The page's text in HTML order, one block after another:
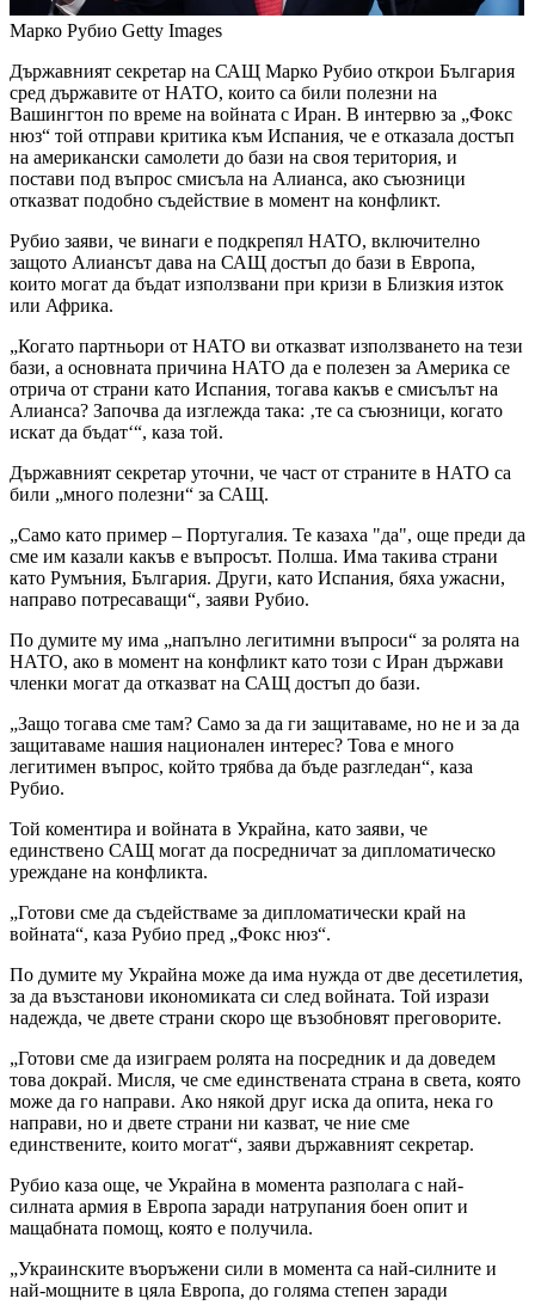
Марко Рубио Getty Images
Държавният секретар на САЩ Марко Рубио открои България
сред държавите от НАТО, които са били полезни на
Вашингтон по време на войната с Иран. В интервю за „Фокс
нюз“ той отправи критика към Испания, че е отказала достъп
на американски самолети до бази на своя територия, и
постави под въпрос смисъла на Алианса, ако съюзници
отказват подобно съдействие в момент на конфликт.
Рубио заяви, че винаги е подкрепял НАТО, включително
защото Алиансът дава на САЩ достъп до бази в Европа,
които могат да бъдат използвани при кризи в Близкия изток
или Африка.
„Когато партньори от НАТО ви отказват използването на тези
бази, а основната причина НАТО да е полезен за Америка се
отрича от страни като Испания, тогава какъв е смисълът на
Алианса? Започва да изглежда така: ‚те са съюзници, когато
искат да бъдат‘“, каза той.
Държавният секретар уточни, че част от страните в НАТО са
били „много полезни“ за САЩ.
„Само като пример – Португалия. Те казаха "да", още преди да
сме им казали какъв е въпросът. Полша. Има такива страни
като Румъния, България. Други, като Испания, бяха ужасни,
направо потресаващи“, заяви Рубио.
По думите му има „напълно легитимни въпроси“ за ролята на
НАТО, ако в момент на конфликт като този с Иран държави
членки могат да отказват на САЩ достъп до бази.
„Защо тогава сме там? Само за да ги защитаваме, но не и за да
защитаваме нашия национален интерес? Това е много
легитимен въпрос, който трябва да бъде разгледан“, каза
Рубио.
Той коментира и войната в Украйна, като заяви, че
единствено САЩ могат да посредничат за дипломатическо
уреждане на конфликта.
„Готови сме да съдействаме за дипломатически край на
войната“, каза Рубио пред „Фокс нюз“.
По думите му Украйна може да има нужда от две десетилетия,
за да възстанови икономиката си след войната. Той изрази
надежда, че двете страни скоро ще възобновят преговорите.
„Готови сме да изиграем ролята на посредник и да доведем
това докрай. Мисля, че сме единствената страна в света, която
може да го направи. Ако някой друг иска да опита, нека го
направи, но и двете страни ни казват, че ние сме
единствените, които могат“, заяви държавният секретар.
Рубио каза още, че Украйна в момента разполага с най-
силната армия в Европа заради натрупания боен опит и
мащабната помощ, която е получила.
„Украинските въоръжени сили в момента са най-силните и
най-мощните в цяла Европа, до голяма степен заради